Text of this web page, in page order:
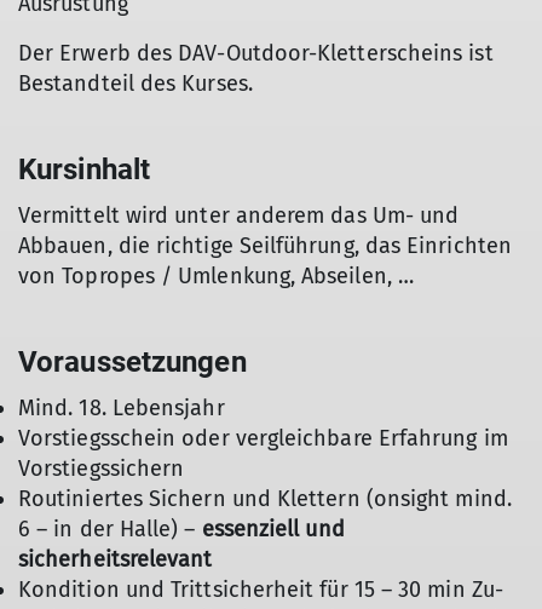
Der Erwerb des DAV-Outdoor-Kletterscheins ist
Bestandteil des Kurses.
Kursinhalt
Vermittelt wird unter anderem das Um- und
Abbauen, die richtige Seilführung, das Einrichten
von Topropes / Umlenkung, Abseilen, …
Voraussetzungen
Mind. 18. Lebensjahr
Vorstiegsschein oder vergleichbare Erfahrung im
Vorstiegssichern
Routiniertes Sichern und Klettern (onsight mind.
6 – in der Halle) – essenziell und
sicherheitsrelevant
Kondition und Trittsicherheit für 15 – 30 min Zu-